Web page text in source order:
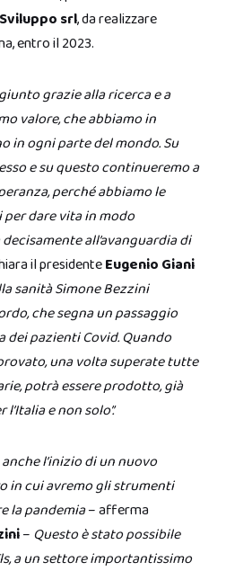
srl, da realizzare
entro il 2023.
grazie alla ricerca e a
valore, che abbiamo in
in ogni parte del mondo. Su
e su questo continueremo a
perché abbiamo le
dare vita in modo
all’avanguardia di
il presidenteEugenio Giani
sanità Simone Bezzini
che segna un passaggio
pazienti Covid. Quando
una volta superate tutte
potrà essere prodotto, già
e non solo”.
l’inizio di un nuovo
in cui avremo gli strumenti
la pandemia– afferma
– Questo è stato possibile
a un settore importantissimo